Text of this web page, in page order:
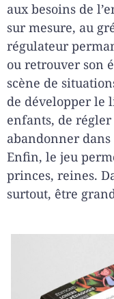
aux besoins de
sur mesure, au
régulateur
ou retrouver son
scène de
de développer le
enfants, de
abandonner
Enfin, le jeu
princes, reines.
surtout, être